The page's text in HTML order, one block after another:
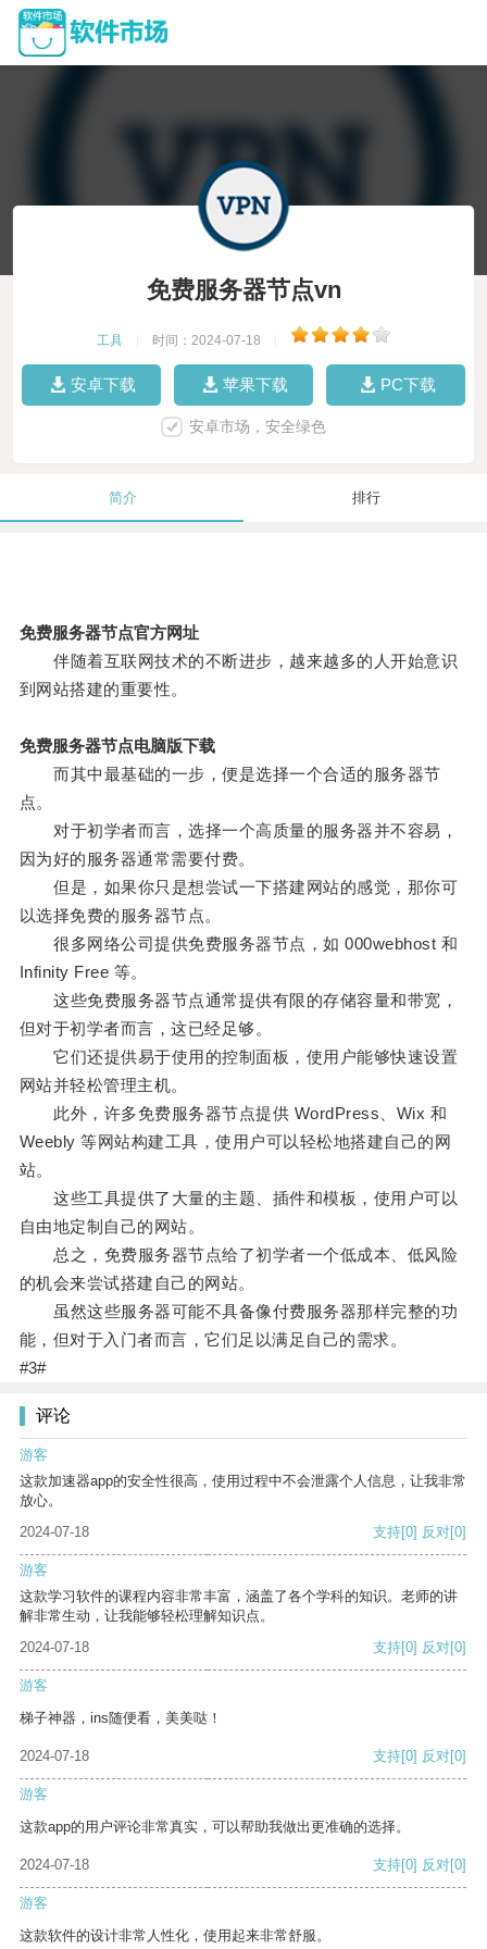
免费服务器节点vn
工具 时间：2024-07-18
安卓下载 苹果下载 PC下载
安卓市场，安全绿色
简介 排行
免费服务器节点官方网址
伴随着互联网技术的不断进步，越来越多的人开始意识
到网站搭建的重要性。
免费服务器节点电脑版下载
而其中最基础的一步，便是选择一个合适的服务器节
点。
对于初学者而言，选择一个高质量的服务器并不容易，
因为好的服务器通常需要付费。
但是，如果你只是想尝试一下搭建网站的感觉，那你可
以选择免费的服务器节点。
很多网络公司提供免费服务器节点，如 000webhost 和
Infinity Free 等。
这些免费服务器节点通常提供有限的存储容量和带宽，
但对于初学者而言，这已经足够。
它们还提供易于使用的控制面板，使用户能够快速设置
网站并轻松管理主机。
此外，许多免费服务器节点提供 WordPress、Wix 和
Weebly 等网站构建工具，使用户可以轻松地搭建自己的网
站。
这些工具提供了大量的主题、插件和模板，使用户可以
自由地定制自己的网站。
总之，免费服务器节点给了初学者一个低成本、低风险
的机会来尝试搭建自己的网站。
虽然这些服务器可能不具备像付费服务器那样完整的功
能，但对于入门者而言，它们足以满足自己的需求。
#3#
评论
游客
这款加速器app的安全性很高，使用过程中不会泄露个人信息，让我非常
放心。
2024-07-18
支持[0] 反对[0]
游客
这款学习软件的课程内容非常丰富，涵盖了各个学科的知识。老师的讲
解非常生动，让我能够轻松理解知识点。
2024-07-18
支持[0] 反对[0]
游客
梯子神器，ins随便看，美美哒！
2024-07-18 支持[0] 反对[0]
游客
这款app的用户评论非常真实，可以帮助我做出更准确的选择。
2024-07-18 支持[0] 反对[0]
游客
这款软件的设计非常人性化，使用起来非常舒服。